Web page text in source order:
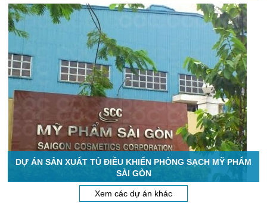
DỰ ÁN SẢN XUẤT TỦ ĐIỀU KHIỂN PHÒNG SẠCH MỸ PHẨM
SÀI GÒN
Xem các dự án khác